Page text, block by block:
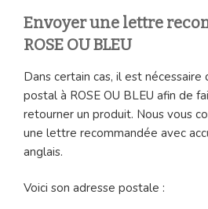
Envoyer une lettre
ROSE OU BLEU
Dans certain cas, il est nécessaire
postal à ROSE OU BLEU afin de
retourner un produit. Nous vous
une lettre recommandée avec
anglais.
Voici son adresse postale :